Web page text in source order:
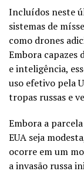
Incluídos neste
sistemas de
como drones
Embora capazes
e inteligência,
uso efetivo pela
tropas russas e
Embora a
EUA seja
ocorre em um
a invasão russa